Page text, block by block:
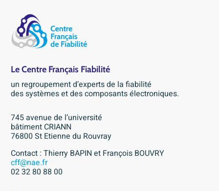
Le Centre Français Fiabilité
un regroupement d’experts de la fiabilité
des systèmes et des composants électroniques.
745 avenue de l’université
bâtiment CRIANN
76800 St Etienne du Rouvray
Contact : Thierry BAPIN et François BOUVRY
cff@nae.fr
02 32 80 88 00